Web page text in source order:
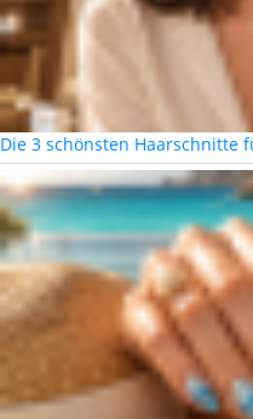
Die 3 schönsten Haarschnitte